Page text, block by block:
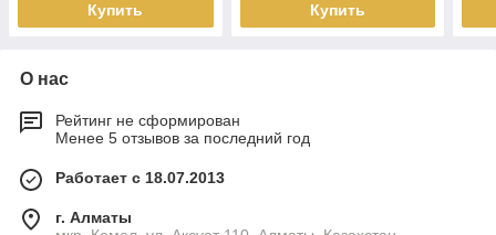
Купить Купить
О нас
Рейтинг не сформирован
Менее 5 отзывов за последний год
Работает с 18.07.2013
г. Алматы